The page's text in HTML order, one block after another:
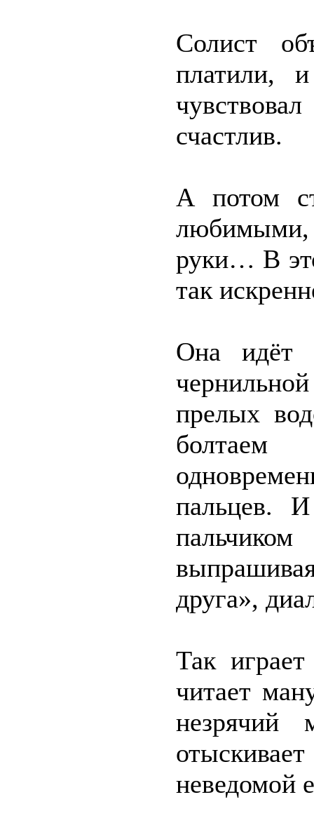
Солист
счастлив.
А потом
любимыми,
руки… В
так
Она идёт
прелых
пальцев.
друга»,
Так
читает
неведомой